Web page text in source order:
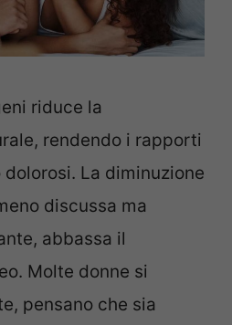
riduce la
rendendo i rapporti
La diminuzione
discussa ma
abbassa il
Molte donne si
pensano che sia